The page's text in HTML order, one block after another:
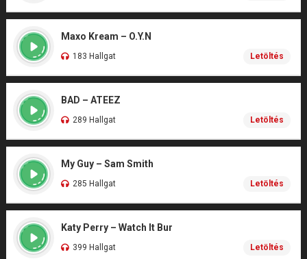
Maxo Kream – O.Y.N
183 Hallgat Letöltés
BAD – ATEEZ
289 Hallgat Letöltés
My Guy – Sam Smith
285 Hallgat Letöltés
Katy Perry – Watch It Bur
399 Hallgat Letöltés